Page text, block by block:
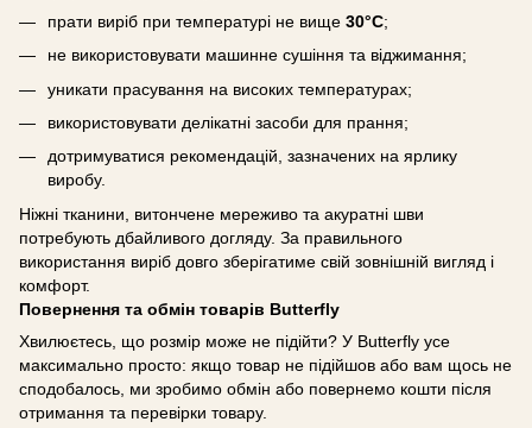
прати виріб при температурі не вище 30°C;
не використовувати машинне сушіння та віджимання;
уникати прасування на високих температурах;
використовувати делікатні засоби для прання;
дотримуватися рекомендацій, зазначених на ярлику
виробу.
Ніжні тканини, витончене мереживо та акуратні шви
потребують дбайливого догляду. За правильного
використання виріб довго зберігатиме свій зовнішній вигляд і
комфорт.
Повернення та обмін товарів Butterfly
Хвилюєтесь, що розмір може не підійти? У Butterfly усе
максимально просто: якщо товар не підійшов або вам щось не
сподобалось, ми зробимо обмін або повернемо кошти після
отримання та перевірки товару.